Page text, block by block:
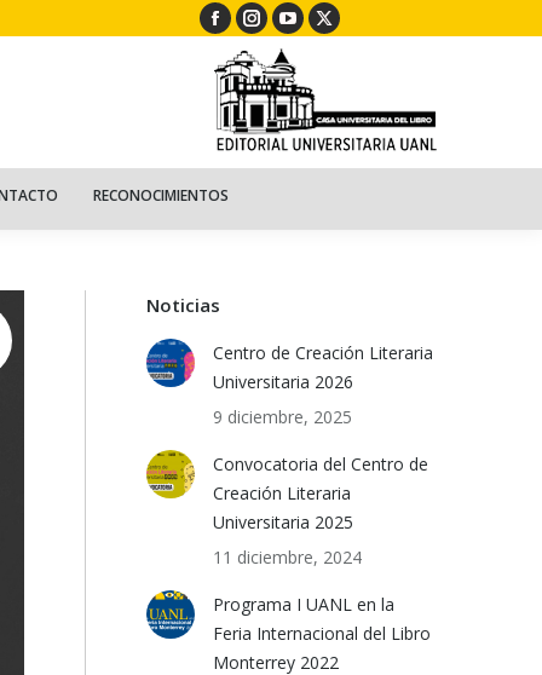
Facebook
page
opens
in
new
window
Instagram
page
opens
in
new
YouTube
page
opens
in
new
X
in
new
RECONOCIMIENTOS
Noticias
Centro de Creación Literaria
Universitaria 2026
9 diciembre, 2025
Convocatoria del Centro de
Creación Literaria
Universitaria 2025
11 diciembre, 2024
Programa I UANL en la
Feria Internacional del Libro
Monterrey 2022
NIÑOS CONTACTO RECONOCIMIENTOS